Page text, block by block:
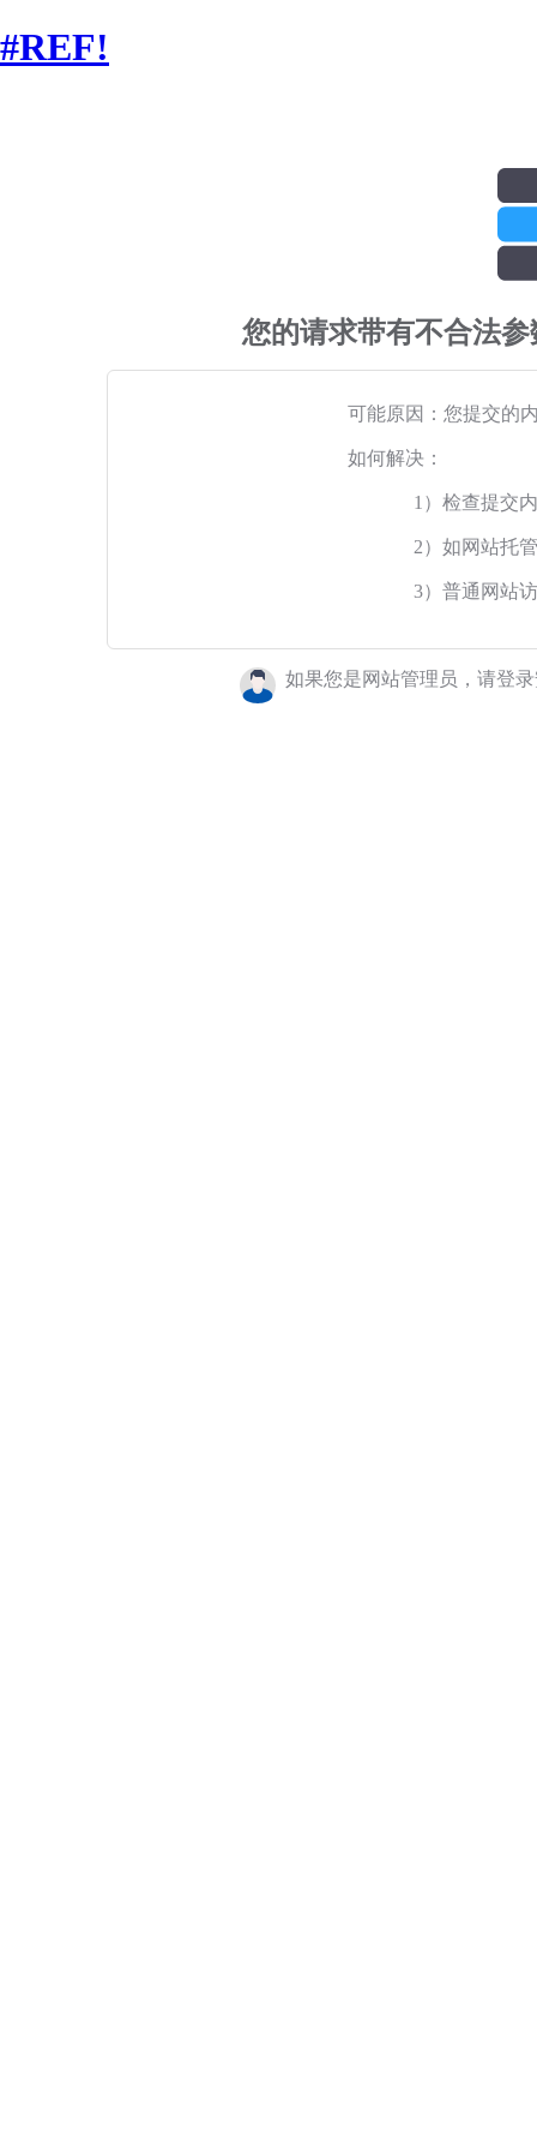
#REF!
您的请求带有不合法
可能原因：您提交的
如何解决：
1）检查提交
2）如网站托
3）普通网站
如果您是网站管理员，请登